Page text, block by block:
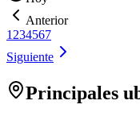
Anterior
1 234567
Siguiente
Principales